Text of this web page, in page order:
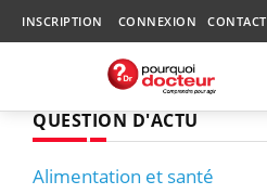
INSCRIPTION CONNEXION CONTACT
QUESTION D'ACTU
Alimentation et santé